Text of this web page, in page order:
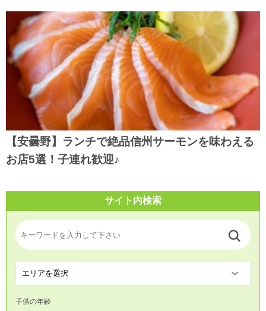
【安曇野】ランチで絶品信州サーモンを味わえる
お店5選！子連れ歓迎♪
サイト内検索
子供の年齢